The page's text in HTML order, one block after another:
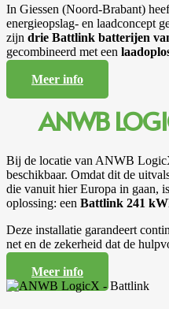
In Giessen (Noord-Brabant)
energieopslag- en laadconcept
zijn drie Battlink batterijen
gecombineerd met een
Meer info
ANWB
Bij de locatie van ANWB
beschikbaar. Omdat dit de
die vanuit hier Europa in gaan,
oplossing: een Battlink 241
Deze installatie garandeert
net en de zekerheid dat de
Meer info